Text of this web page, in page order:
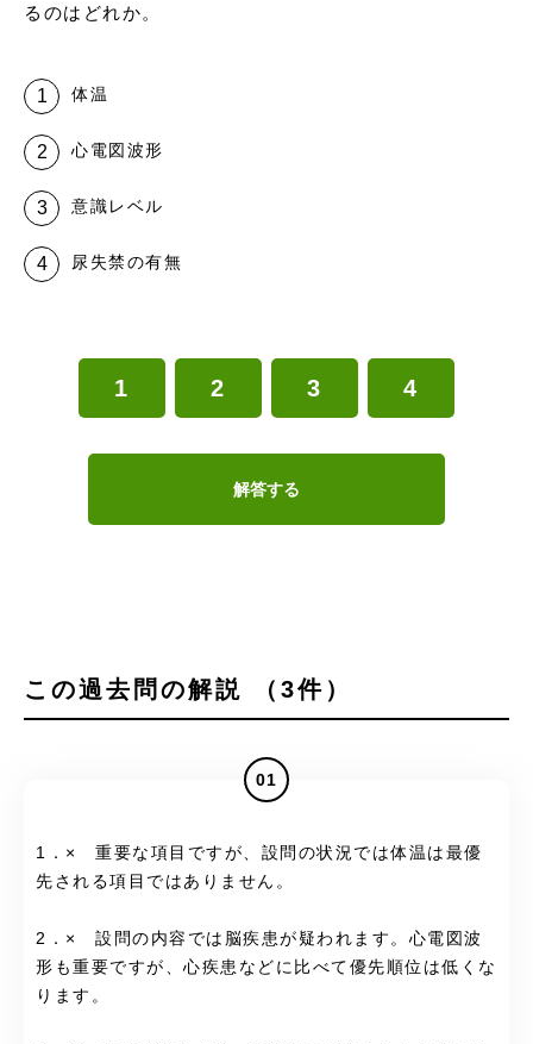
るのはどれか。
体温
心電図波形
意識レベル
尿失禁の有無
1 2 3 4
解答する
この過去問の解説 （3件）
01
1．× 重要な項目ですが、設問の状況では体温は最優
先される項目ではありません。
2．× 設問の内容では脳疾患が疑われます。心電図波
形も重要ですが、心疾患などに比べて優先順位は低くな
ります。